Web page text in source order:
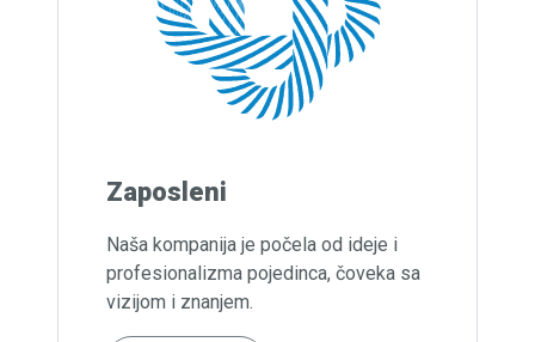
Zaposleni
Naša kompanija je počela od ideje i
profesionalizma pojedinca, čoveka sa
vizijom i znanjem.